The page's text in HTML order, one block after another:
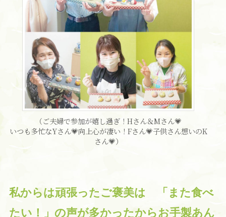
（ご夫婦で参加が嬉し過ぎ！Hさん＆Mさん💗
いつも多忙なYさん💗向上心が凄い！Fさん💗子供さん想いのK
さん💗）
私からは頑張ったご褒美は 「 また食べ
たい！
」の声が多かったからお手製あん